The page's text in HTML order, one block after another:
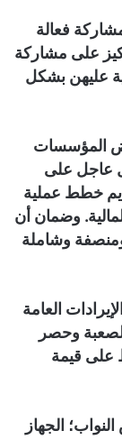
فعالة
على مشاركة
عليهن بشكل
المؤسسات
عاجل على
خطط عملية
وضمان أن
وشاملة
العامة
وحصر
على قيمة
الجهاز